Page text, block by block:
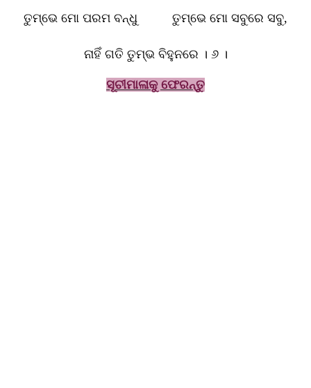
ତୁମ୍ଭେ ମୋ ପରମ ବନ୍ଧୁ ତୁମ୍ଭେ ମୋ ସବୁରେ ସବୁ,
ନାହିଁ ଗତି ତୁମ୍ଭ ବିହୁନରେ । ୬ ।
ସୂଚୀମାଳାକୁ ଫେରନ୍ତୁ